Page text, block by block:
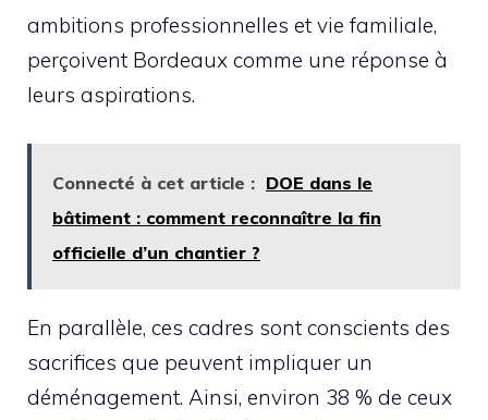
ambitions professionnelles et vie familiale,
perçoivent Bordeaux comme une réponse à
leurs aspirations.
Connecté à cet article : DOE dans le
bâtiment : comment reconnaître la fin
officielle d’un chantier ?
En parallèle, ces cadres sont conscients des
sacrifices que peuvent impliquer un
déménagement. Ainsi, environ 38 % de ceux